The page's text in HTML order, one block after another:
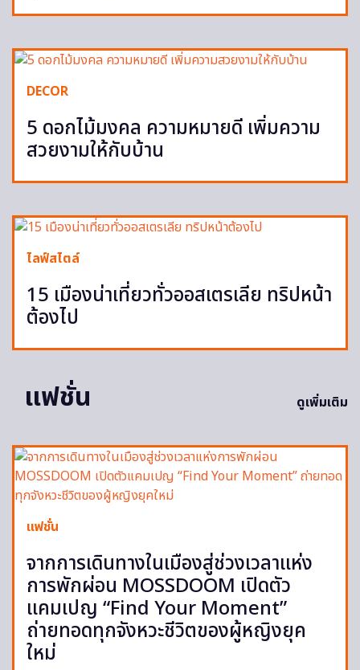
DECOR
5 ดอกไม้มงคล ความหมายดี เพิ่มความ
สวยงามให้กับบ้าน
ไลฟ์สไตล์
15 เมืองน่าเที่ยวทั่วออสเตรเลีย ทริปหน้า
ต้องไป
แฟชั่น ดูเพิ่มเติม
แฟชั่น
จากการเดินทางในเมืองสู่ช่วงเวลาแห่ง
การพักผ่อน MOSSDOOM เปิดตัว
แคมเปญ “Find Your Moment”
ถ่ายทอดทุกจังหวะชีวิตของผู้หญิงยุค
ใหม่